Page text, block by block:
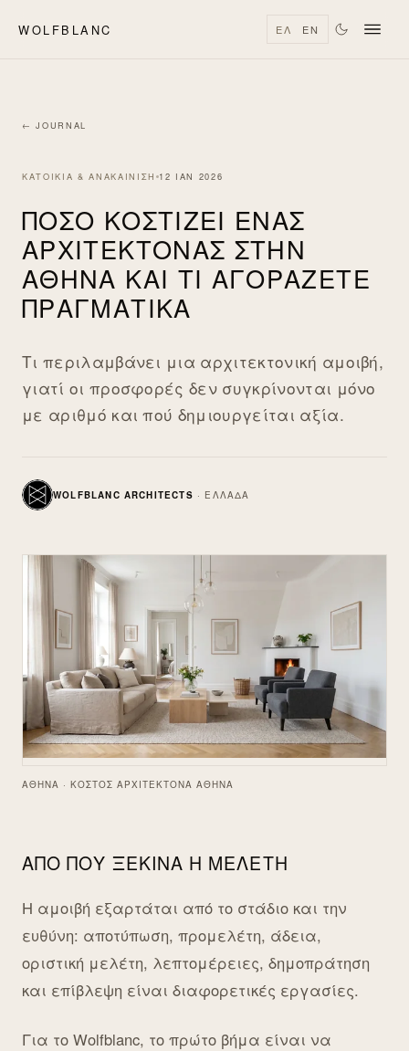
WOLFBLANC ΕΛ EN
← JOURNAL
ΚΑΤΟΙΚΊΑ & ΑΝΑΚΑΊΝΙΣΗ 12 ΙΑΝ 2026
ΠΌΣΟ ΚΟΣΤΊΖΕΙ ΈΝΑΣ
ΑΡΧΙΤΈΚΤΟΝΑΣ ΣΤΗΝ
ΑΘΉΝΑ ΚΑΙ ΤΙ ΑΓΟΡΆΖΕΤΕ
ΠΡΑΓΜΑΤΙΚΆ
Τι περιλαμβάνει μια αρχιτεκτονική αμοιβή,
γιατί οι προσφορές δεν συγκρίνονται μόνο
με αριθμό και πού δημιουργείται αξία.
WOLFBLANC ARCHITECTS · ΕΛΛΆΔΑ
ΑΘΉΝΑ · ΚΌΣΤΟΣ ΑΡΧΙΤΈΚΤΟΝΑ ΑΘΉΝΑ
ΑΠΌ ΠΟΎ ΞΕΚΙΝΆ Η ΜΕΛΈΤΗ
Η αμοιβή εξαρτάται από το στάδιο και την
ευθύνη: αποτύπωση, προμελέτη, άδεια,
οριστική μελέτη, λεπτομέρειες, δημοπράτηση
και επίβλεψη είναι διαφορετικές εργασίες.
Για το Wolfblanc, το πρώτο βήμα είναι να